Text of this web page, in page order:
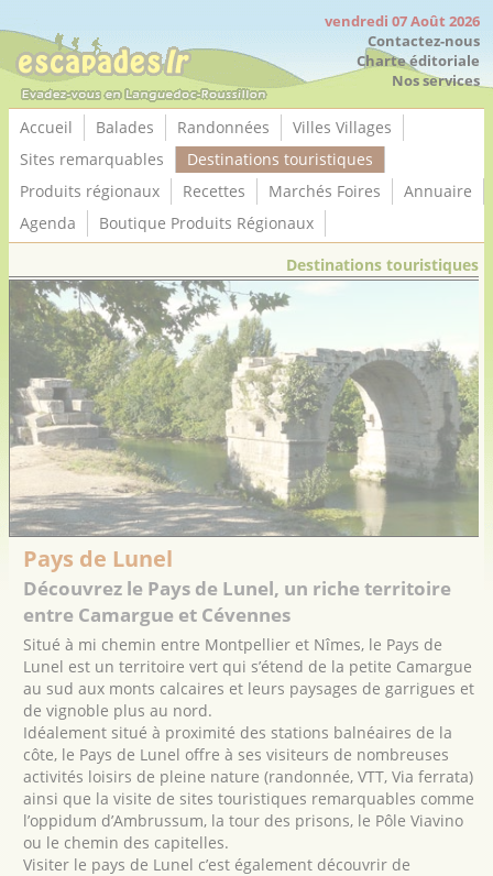
vendredi 07 Août 2026
Contactez-nous
Charte éditoriale
Nos services
Accueil Balades Randonnées
Villes Villages
Sites remarquables
Destinations touristiques
Produits régionaux
Recettes Marchés Foires
Annuaire
Agenda
Boutique Produits Régionaux
Destinations touristiques
Pays de Lunel
Découvrez le Pays de Lunel, un riche territoire
entre Camargue et Cévennes
Situé à mi chemin entre Montpellier et Nîmes, le Pays de
Lunel est un territoire vert qui s’étend de la petite Camargue
au sud aux monts calcaires et leurs paysages de garrigues et
de vignoble plus au nord.
Idéalement situé à proximité des stations balnéaires de la
côte, le Pays de Lunel offre à ses visiteurs de nombreuses
activités loisirs de pleine nature (randonnée, VTT, Via ferrata)
ainsi que la visite de sites touristiques remarquables comme
l’oppidum d’Ambrussum, la tour des prisons, le Pôle Viavino
ou le chemin des capitelles.
Visiter le pays de Lunel c’est également découvrir de